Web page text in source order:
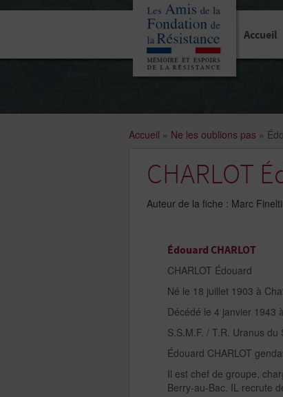
Accueil
Accueil » Ne les oublions pas »
CHARLOT
Auteur de la fiche : Marc
Édouard CHARLOT
CHARLOT Édouard
Né le 18 juillet 1903 à
Décédé le 4 janvier 1943 à
S.S.M.F. / T.R. Uranus du
Édouard CHARLOT
Il est chef de groupe,
Berry-au-Bac. IL recrute
Panneau de gestion des cookies